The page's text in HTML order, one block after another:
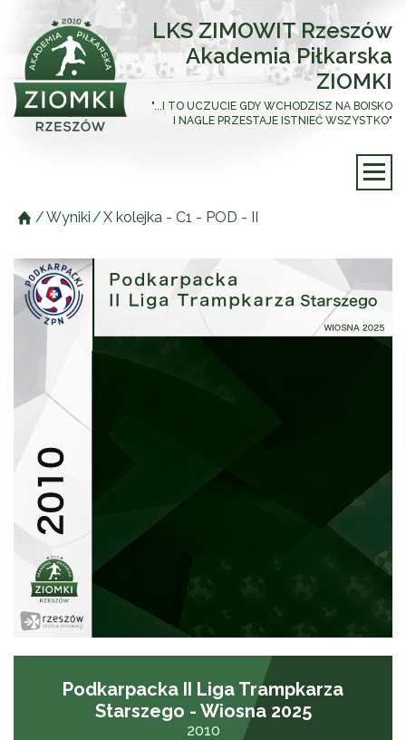
LKS ZIMOWIT Rzeszów
Akademia Piłkarska
ZIOMKI
"...I TO UCZUCIE GDY WCHODZISZ NA BOISKO
I NAGLE PRZESTAJE ISTNIEĆ WSZYSTKO"
/Wyniki /X kolejka - C1 - POD - II
Podkarpacka II Liga Trampkarza
Starszego - Wiosna 2025
2010